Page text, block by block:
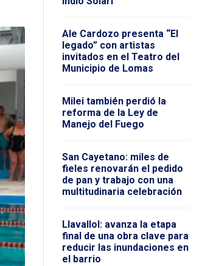
Ale Cardozo presenta “El
legado” con artistas
invitados en el Teatro del
Municipio de Lomas
Milei también perdió la
reforma de la Ley de
Manejo del Fuego
San Cayetano: miles de
fieles renovarán el pedido
de pan y trabajo con una
multitudinaria celebración
Llavallol: avanza la etapa
final de una obra clave para
reducir las inundaciones en
el barrio